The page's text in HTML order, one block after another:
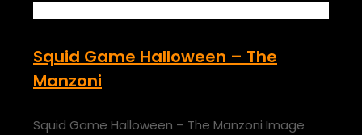
Squid Game Halloween – The
Manzoni
Squid Game Halloween – The Manzoni Image